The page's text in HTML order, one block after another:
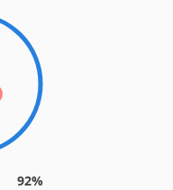
92%